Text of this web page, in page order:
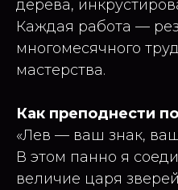
дерева,
Каждая работа —
многомесячного
мастерства.
Как преподнести
«Лев — ваш знак,
В этом панно я
величие царя